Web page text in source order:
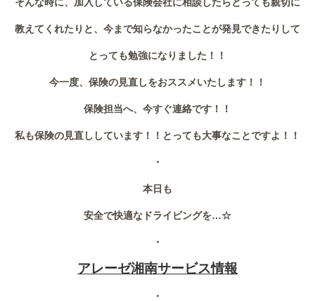
教えてくれたりと、今まで知らなかったことが発見できたりして
とっても勉強になりました！！
今一度、保険の見直しをおススメいたします！！
保険担当へ、今すぐ連絡です！！
私も保険の見直ししています！！とっても大事なことですよ！！
・
本日も
安全で快適なドライビングを…☆
・
アレーゼ湘南サービス情報
・